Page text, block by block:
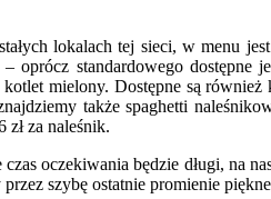
lokalach tej sieci, w menu
oprócz standardowego
mielony. Dostępne są
także spaghetti
zł za naleśnik.
oczekiwania będzie długi, na
szybę ostatnie promienie